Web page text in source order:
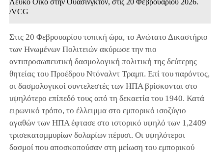
/VCG
Στις 20 Φεβρουαρίου τοπική ώρα, το Ανώτατο Δικαστήριο
των Ηνωμένων Πολιτειών ακύρωσε την πιο
αντιπροσωπευτική δασμολογική πολιτική της δεύτερης
θητείας του Προέδρου Ντόναλντ Τραμπ. Επί του παρόντος,
οι δασμολογικοί συντελεστές των ΗΠΑ βρίσκονται στο
υψηλότερο επίπεδό τους από τη δεκαετία του 1940. Κατά
ειρωνικό τρόπο, το έλλειμμα στο εμπορικό ισοζύγιο
αγαθών των ΗΠΑ έφτασε στο ιστορικό υψηλό των 1,2409
τρισεκατομμυρίων δολαρίων πέρυσι. Οι υψηλότεροι
δασμοί που αποσκοπούσαν στη μείωση του εμπορικού